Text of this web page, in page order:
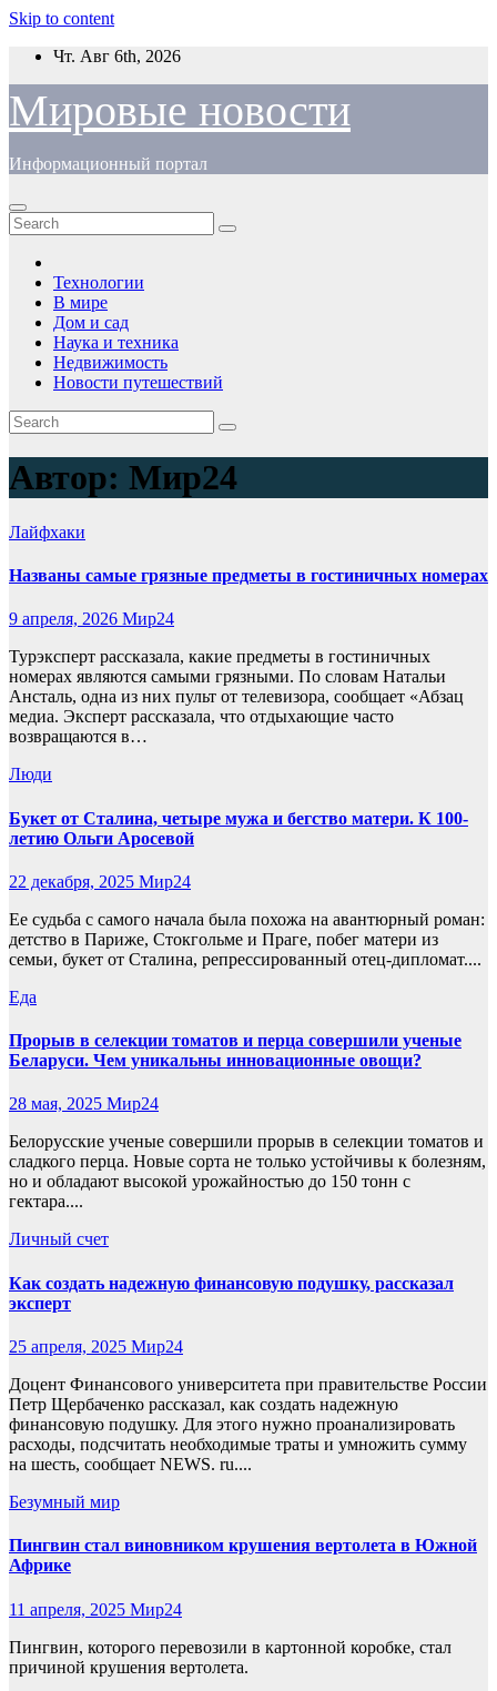
Skip to content
Чт. Авг 6th, 2026
Мировые новости
Информационный портал
Технологии
В мире
Дом и сад
Наука и техника
Недвижимость
Новости путешествий
Автор: Мир24
Лайфхаки
Названы самые грязные предметы в гостиничных номерах
9 апреля, 2026 Мир24
Турэксперт рассказала, какие предметы в гостиничных
номерах являются самыми грязными. По словам Натальи
Ансталь, одна из них пульт от телевизора, сообщает «Абзац
медиа. Эксперт рассказала, что отдыхающие часто
возвращаются в…
Люди
Букет от Сталина, четыре мужа и бегство матери. К 100-
летию Ольги Аросевой
22 декабря, 2025 Мир24
Ее судьба с самого начала была похожа на авантюрный роман:
детство в Париже, Стокгольме и Праге, побег матери из
семьи, букет от Сталина, репрессированный отец-дипломат....
Еда
Прорыв в селекции томатов и перца совершили ученые
Беларуси. Чем уникальны инновационные овощи?
28 мая, 2025 Мир24
Белорусские ученые совершили прорыв в селекции томатов и
сладкого перца. Новые сорта не только устойчивы к болезням,
но и обладают высокой урожайностью до 150 тонн с
гектара....
Личный счет
Как создать надежную финансовую подушку, рассказал
эксперт
25 апреля, 2025 Мир24
Доцент Финансового университета при правительстве России
Петр Щербаченко рассказал, как создать надежную
финансовую подушку. Для этого нужно проанализировать
расходы, подсчитать необходимые траты и умножить сумму
на шесть, сообщает NEWS. ru....
Безумный мир
Пингвин стал виновником крушения вертолета в Южной
Африке
11 апреля, 2025 Мир24
Пингвин, которого перевозили в картонной коробке, стал
причиной крушения вертолета.